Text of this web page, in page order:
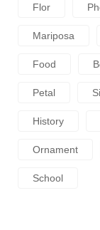
Flor
Mariposa
Food
Petal
History
Ornament
School